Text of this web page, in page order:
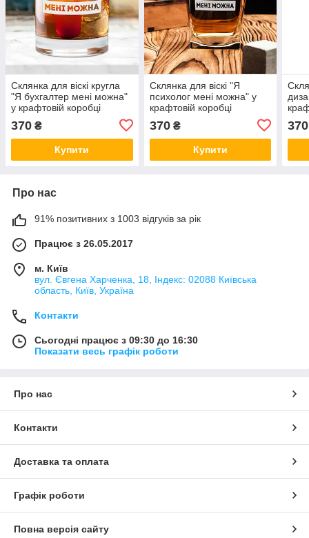
Склянка для віскі кругла
"Я бухгалтер мені можна"
у крафтовій коробці
370 ₴
Купити
Склянка для віскі "Я
психолог мені можна" у
крафтовій коробці
370₴
Купити
370
Про нас
91% позитивних з 1003 відгуків за рік
Працює з 26.05.2017
м. Київ
вул. Євгена Харченка, 18, Індекс: 02088 Київська
область, Київ, Україна
Контакти
Сьогодні працює з 09:30 до 16:30
Показати весь графік роботи
Про нас
Контакти
Доставка та оплата
Графік роботи
Повна версія сайту